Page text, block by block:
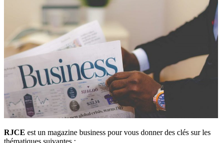
RJCE est un magazine business pour vous donner des clés sur les
thématiques suivantes :